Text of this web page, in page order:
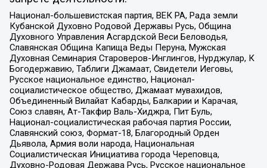
Национал-большевистская партия, ВЕК РА, Рада земли
Кубанской Духовно Родовой Державы Русь, Община
Духовного Управления Асгардской Веси Беловодья,
Славянская Община Капища Веды Перуна, Мужская
Духовная Семинария Староверов-Инглингов, Нурджулар, К
Богодержавию, Таблиги Джамаат, Свидетели Иеговы,
Русское национальное единство, Национал-
социалистическое общество, Джамаат мувахидов,
Объединенный Вилайат Кабарды, Балкарии и Карачая,
Союз славян, Ат-Такфир Валь-Хиджра, Пит Буль,
Национал-социалистическая рабочая партия России,
Славянский союз, Формат-18, Благородный Орден
Дьявола, Армия воли народа, Национальная
Социалистическая Инициатива города Череповца,
Духовно-Родовая Держава Русь, Русское национальное